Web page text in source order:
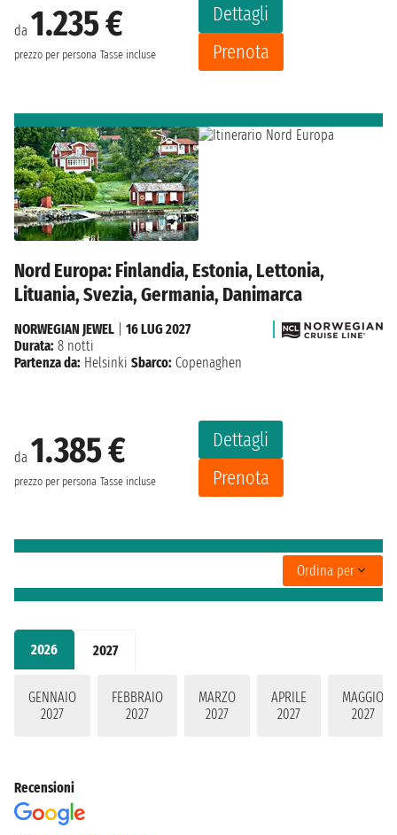
2026 2027
GENNAIO
2027
FEBBRAIO
2027
MARZO
2027
APRILE
2027
MAGGIO
2027
da 1.235 €
prezzo per persona Tasse incluse
Dettagli
Prenota
Nord Europa: Finlandia, Estonia, Lettonia,
Lituania, Svezia, Germania, Danimarca
da 1.385 €
prezzo per persona Tasse incluse
Dettagli
Prenota
NORWEGIAN JEWEL
16 LUG 2027
Durata: 8 notti
Partenza da: Helsinki Sbarco: Copenaghen
Ordina per
Recensioni